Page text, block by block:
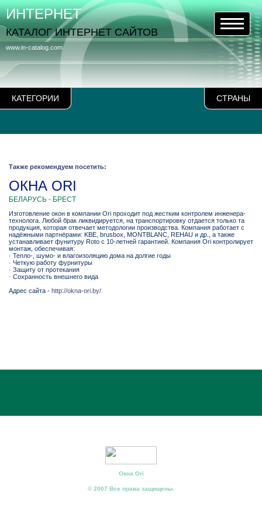
КАТЕГОРИИ СТРАНЫ
www.in-catalog.com
ИНТЕРНЕТ
КАТАЛОГ ИНТЕРНЕТ САЙТОВ
Также рекомендуем посетить:
ОКНА ORI
БЕЛАРУСЬ - БРЕСТ
Изготовление окон в компании Ori проходит под жестким контролем инженера-
технолога. Любой брак ликвидируется, на транспортировку отдается только та
продукция, которая отвечает методологии производства. Компания работает с
надёжными партнёрами: KBE, brusbox, MONTBLANC, REHAU и др., а также
устанавливает фунитуру Roto c 10-летней гарантией. Компания Ori контролирует
монтаж, обеспечивая:
· Тепло-, шумо- и влагоизоляцию дома на долгие годы
· Четкую работу фурнитуры
· Защиту от протекания
· Сохранность внешнего вида
Адрес сайта - http://okna-ori.by/
Окна Ori
© 2007 Все права защищены.